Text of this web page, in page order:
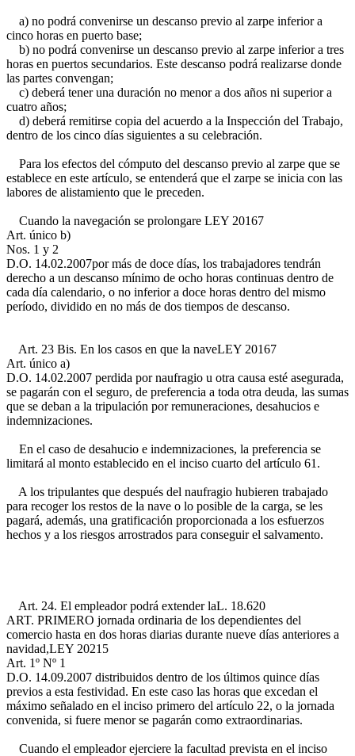
a) no podrá convenirse un descanso previo al zarpe inferior a
cinco horas en puerto base;
b) no podrá convenirse un descanso previo al zarpe inferior a tres
horas en puertos secundarios. Este descanso podrá realizarse donde
las partes convengan;
c) deberá tener una duración no menor a dos años ni superior a
cuatro años;
d) deberá remitirse copia del acuerdo a la Inspección del Trabajo,
dentro de los cinco días siguientes a su celebración.
Para los efectos del cómputo del descanso previo al zarpe que se
establece en este artículo, se entenderá que el zarpe se inicia con las
labores de alistamiento que le preceden.
Cuando la navegación se prolongare LEY 20167
Art. único b)
Nos. 1 y 2
D.O. 14.02.2007por más de doce días, los trabajadores tendrán
derecho a un descanso mínimo de ocho horas continuas dentro de
cada día calendario, o no inferior a doce horas dentro del mismo
período, dividido en no más de dos tiempos de descanso.
Art. 23 Bis. En los casos en que la naveLEY 20167
Art. único a)
D.O. 14.02.2007 perdida por naufragio u otra causa esté asegurada,
se pagarán con el seguro, de preferencia a toda otra deuda, las sumas
que se deban a la tripulación por remuneraciones, desahucios e
indemnizaciones.
En el caso de desahucio e indemnizaciones, la preferencia se
limitará al monto establecido en el inciso cuarto del artículo 61.
A los tripulantes que después del naufragio hubieren trabajado
para recoger los restos de la nave o lo posible de la carga, se les
pagará, además, una gratificación proporcionada a los esfuerzos
hechos y a los riesgos arrostrados para conseguir el salvamento.
Art. 24. El empleador podrá extender laL. 18.620
ART. PRIMERO jornada ordinaria de los dependientes del
comercio hasta en dos horas diarias durante nueve días anteriores a
navidad,LEY 20215
Art. 1º Nº 1
D.O. 14.09.2007 distribuidos dentro de los últimos quince días
previos a esta festividad. En este caso las horas que excedan el
máximo señalado en el inciso primero del artículo 22, o la jornada
convenida, si fuere menor se pagarán como extraordinarias.
Cuando el empleador ejerciere la facultad prevista en el inciso